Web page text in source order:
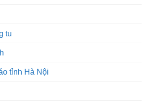
tu
tỉnh Hà Nội